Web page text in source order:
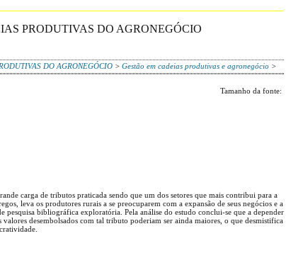
PRODUTIVAS DO AGRONEGÓCIO
DO AGRONEGÓCIO> Gestão em cadeias produtivas e agronegócio>
Tamanho da fonte:
carga de tributos praticada sendo que um dos setores que mais contribui para a
leva os produtores rurais a se preocuparem com a expansão de seus negócios e a
bibliográfica exploratória. Pela análise do estudo conclui-se que a depender
desembolsados com tal tributo poderiam ser ainda maiores, o que desmistifica